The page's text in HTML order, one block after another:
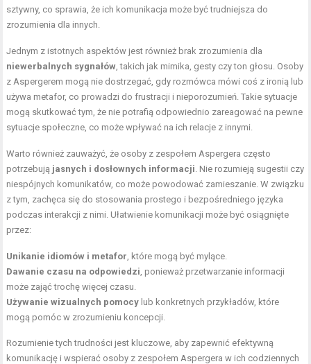
sztywny, co sprawia, że ich komunikacja może być trudniejsza do
zrozumienia dla innych.
Jednym z istotnych aspektów jest również brak zrozumienia dla
niewerbalnych sygnałów , takich jak mimika, gesty czy ton głosu. Osoby
z Aspergerem mogą nie dostrzegać, gdy rozmówca mówi coś z ironią lub
używa metafor, co prowadzi do frustracji i nieporozumień. Takie sytuacje
mogą skutkować tym, że nie potrafią odpowiednio zareagować na pewne
sytuacje społeczne, co może wpływać na ich relacje z innymi.
Warto również zauważyć, że osoby z zespołem Aspergera często
potrzebują jasnych i dosłownych informacji . Nie rozumieją sugestii czy
niespójnych komunikatów, co może powodować zamieszanie. W związku
z tym, zachęca się do stosowania prostego i bezpośredniego języka
podczas interakcji z nimi. Ułatwienie komunikacji może być osiągnięte
przez:
Unikanie idiomów i metafor , które mogą być mylące.
Dawanie czasu na odpowiedzi , ponieważ przetwarzanie informacji
może zająć trochę więcej czasu.
Używanie wizualnych pomocy lub konkretnych przykładów, które
mogą pomóc w zrozumieniu koncepcji.
Rozumienie tych trudności jest kluczowe, aby zapewnić efektywną
komunikację i wspierać osoby z zespołem Aspergera w ich codziennych